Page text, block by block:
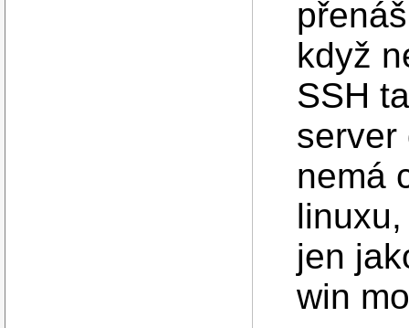
když
SSH
server
nemá
jen
win